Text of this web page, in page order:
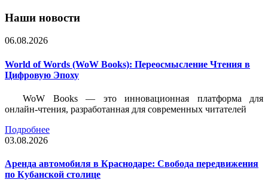
Наши новости
06.08.2026
World of Words (WoW Books): Переосмысление Чтения в
Цифровую Эпоху
WoW Books — это инновационная платформа для
онлайн-чтения, разработанная для современных читателей
Подробнее
03.08.2026
Аренда автомобиля в Краснодаре: Свобода передвижения
по Кубанской столице